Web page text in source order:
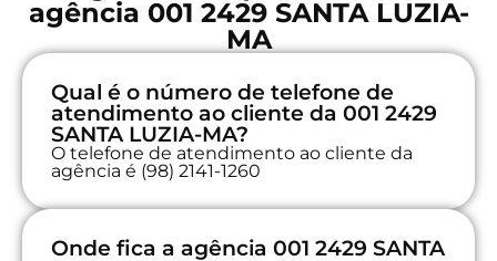
agência 001 2429 SANTA LUZIA-
MA
Qual é o número de telefone de
atendimento ao cliente da 001 2429
SANTA LUZIA-MA?
O telefone de atendimento ao cliente da
agência é (98) 2141-1260
Onde fica a agência 001 2429 SANTA